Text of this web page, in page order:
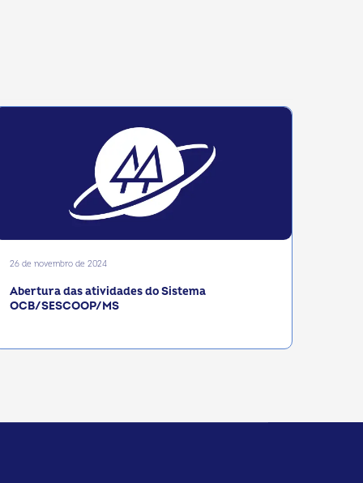
26 de novembro de 2024
Abertura das atividades do Sistema
OCB/SESCOOP/MS